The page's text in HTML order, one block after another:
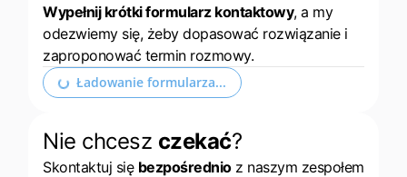
Wypełnij krótki formularz kontaktowy, a my
odezwiemy się, żeby dopasować rozwiązanie i
zaproponować termin rozmowy.
Rozwiń formularz kontaktowy
Nie chcesz czekać?
Skontaktuj się bezpośrednioz naszym zespołem